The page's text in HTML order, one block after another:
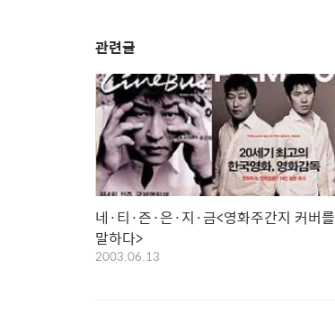
관련글
네·티·즌·은·지·금<영화주간지 커버를
말하다>
2003.06.13